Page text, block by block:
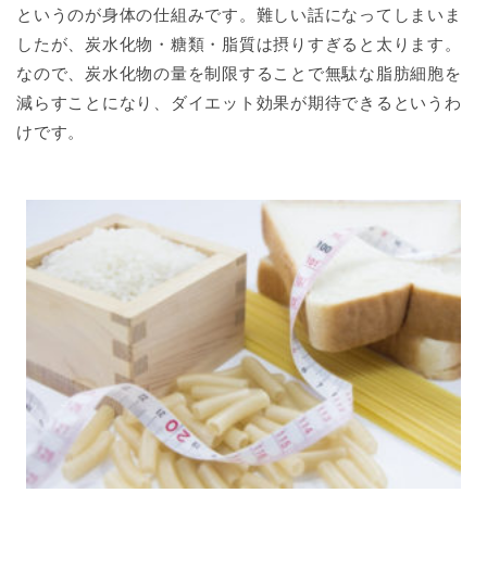
というのが身体の仕組みです。難しい話になってしまいま
したが、炭水化物・糖類・脂質は摂りすぎると太ります。
なので、炭水化物の量を制限することで無駄な脂肪細胞を
減らすことになり、ダイエット効果が期待できるというわ
けです。